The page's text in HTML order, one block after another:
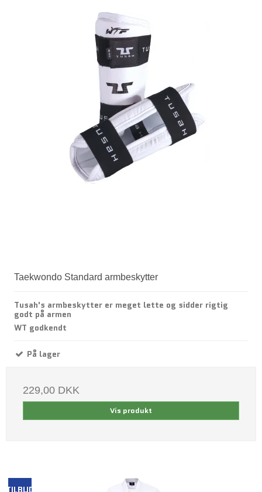
Taekwondo Standard armbeskytter
Tusah's armbeskytter er meget lette og sidder rigtig
godt på armen
WT godkendt
På lager
229,00 DKK
Vis produkt